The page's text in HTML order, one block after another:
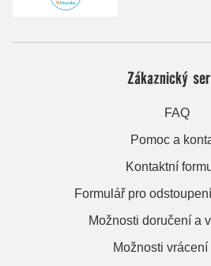
Zákaznický
FAQ
Pomoc a
Kontaktní
Formulář pro
Možnosti doručení a
Možnosti